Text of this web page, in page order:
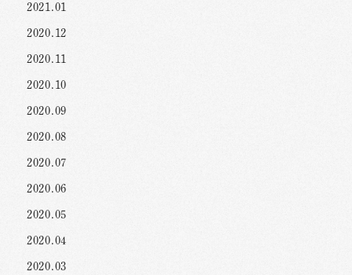
2021.01
2020.12
2020.11
2020.10
2020.09
2020.08
2020.07
2020.06
2020.05
2020.04
2020.03